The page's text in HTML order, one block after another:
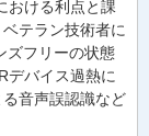
おける利点と課
テラン技術者に
ズフリーの状態
デバイス過熱に
音声誤認識など